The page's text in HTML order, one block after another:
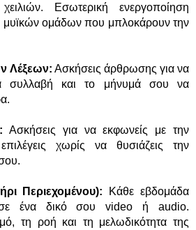
Εσωτερική ενεργοποίηση
ομάδων που μπλοκάρουν την
Λέξεων: Ασκήσεις άρθρωσης για να
συλλαβή και το μήνυμά σου να
Ασκήσεις για να εκφωνείς με την
χωρίς να θυσιάζεις την
Περιεχομένου): Κάθε εβδομάδα
ένα δικό σου video ή audio.
τη ροή και τη μελωδικότητα της